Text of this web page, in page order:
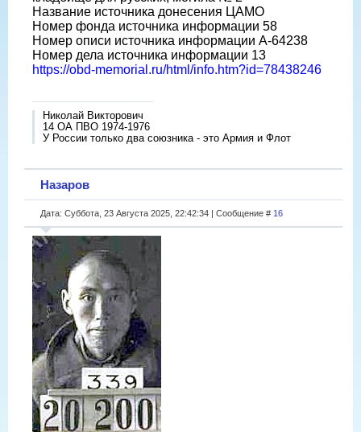
Название источника донесения ЦАМО
Номер фонда источника информации 58
Номер описи источника информации A-64238
Номер дела источника информации 13
https://obd-memorial.ru/html/info.htm?id=78438246
Николай Викторович
14 ОА ПВО 1974-1976
У России только два союзника - это Армия и Флот
Назаров
Дата: Суббота, 23 Августа 2025, 22:42:34 | Сообщение # 16